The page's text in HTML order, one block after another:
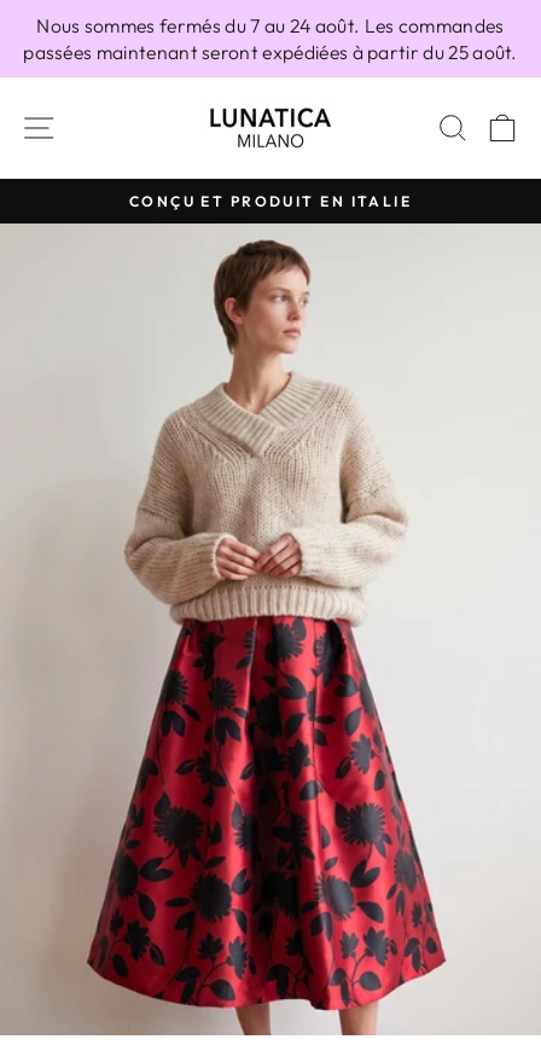
contenu
Nous sommes fermés du 7 au 24 août. Les commandes
passées maintenant seront expédiées à partir du 25 août.
Diaporama
Pause
CONÇU ET PRODUIT EN ITALIE